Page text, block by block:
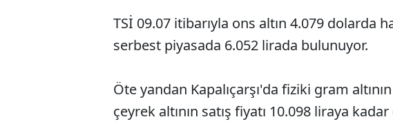
TSİ 09.07 itibarıyla ons altın 4.079 dolarda
serbest piyasada 6.052 lirada bulunuyor.
Öte yandan Kapalıçarşı'da fiziki gram
çeyrek altının satış fiyatı 10.098 liraya